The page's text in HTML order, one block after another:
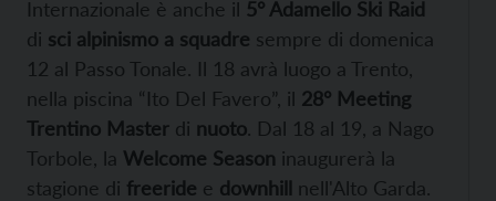
Internazionale è anche il 5° Adamello Ski Raid
di sci alpinismo a squadre sempre di domenica
12 al Passo Tonale. Il 18 avrà luogo a Trento,
nella piscina “Ito Del Favero”, il 28° Meeting
Trentino Master di nuoto. Dal 18 al 19, a Nago
Torbole, la Welcome Season inaugurerà la
stagione di freeride e downhill nell'Alto Garda.